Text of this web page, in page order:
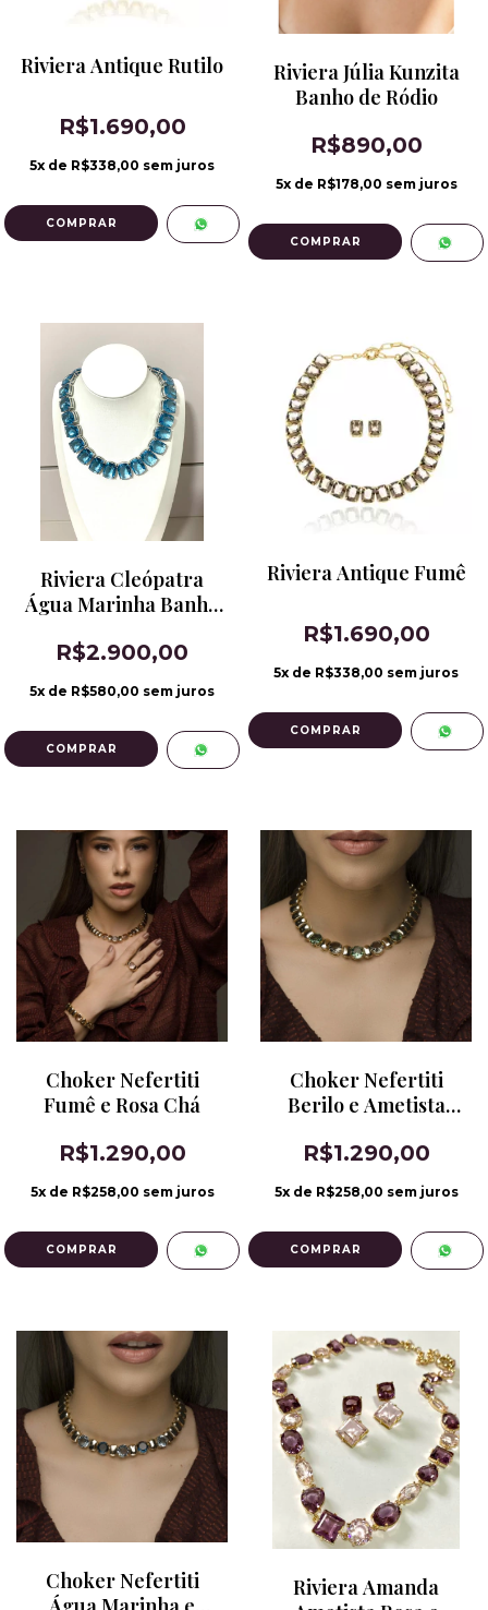
Riviera Antique Rutilo
R$1.690,00
5x de R$338,00 sem juros
Riviera Júlia Kunzita
Banho de Ródio
R$890,00
5x de R$178,00 sem juros
Riviera Cleópatra
Água Marinha Banho
R$2.900,00
5x de R$580,00 sem juros
Riviera Antique Fumê
R$1.690,00
5x de R$338,00 sem juros
Choker Nefertiti
Fumê e Rosa Chá
R$1.290,00
5x de R$258,00 sem juros
Choker Nefertiti
Berilo e Ametista
R$1.290,00
5x de R$258,00 sem juros
Choker Nefertiti
Riviera Amanda